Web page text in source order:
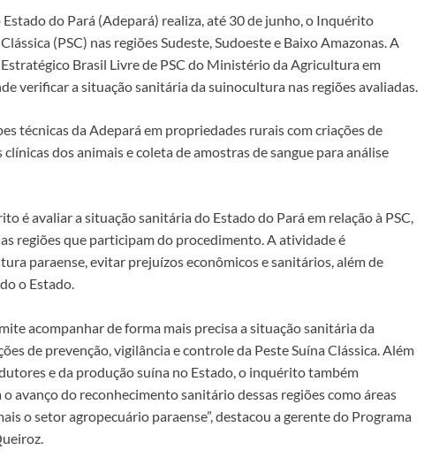
do Pará (Adepará) realiza, até 30 de junho, o Inquérito
(PSC) nas regiões Sudeste, Sudoeste e Baixo Amazonas. A
Brasil Livre de PSC do Ministério da Agricultura em
verificar a situação sanitária da suinocultura nas regiões avaliadas.
técnicas da Adepará em propriedades rurais com criações de
dos animais e coleta de amostras de sangue para análise
é avaliar a situação sanitária do Estado do Pará em relação à PSC,
regiões que participam do procedimento. A atividade é
paraense, evitar prejuízos econômicos e sanitários, além de
o Estado.
acompanhar de forma mais precisa a situação sanitária da
de prevenção, vigilância e controle da Peste Suína Clássica. Além
e da produção suína no Estado, o inquérito também
avanço do reconhecimento sanitário dessas regiões como áreas
o setor agropecuário paraense”, destacou a gerente do Programa